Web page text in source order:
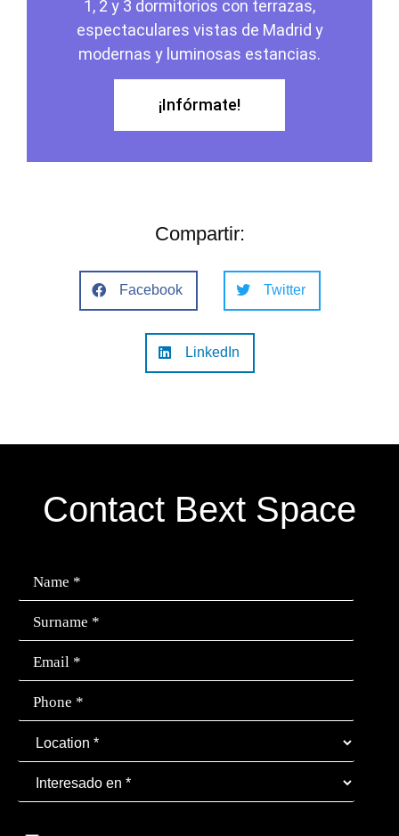
1, 2 y 3 dormitorios con terrazas,
espectaculares vistas de Madrid y
modernas y luminosas estancias.
¡Infórmate!
Compartir:
Facebook Twitter
LinkedIn
Contact Bext Space